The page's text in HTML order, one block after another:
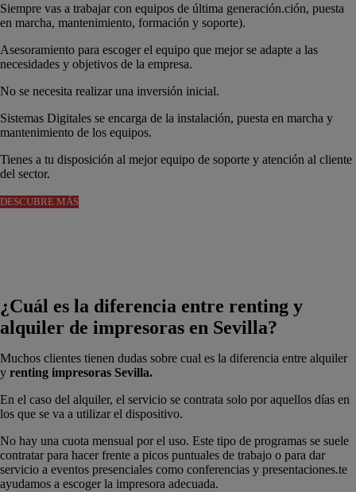
Siempre vas a trabajar con equipos de última generación.ción, puesta
en marcha, mantenimiento, formación y soporte).
Asesoramiento para escoger el equipo que mejor se adapte a las
necesidades y objetivos de la empresa.
No se necesita realizar una inversión inicial.
Sistemas Digitales se encarga de la instalación, puesta en marcha y
mantenimiento de los equipos.
Tienes a tu disposición al mejor equipo de soporte y atención al cliente
del sector.
DESCUBRE MÁS
¿Cuál es la diferencia entre renting y
alquiler de impresoras en Sevilla?
Muchos clientes tienen dudas sobre cual es la diferencia entre alquiler
y renting impresoras Sevilla.
En el caso del alquiler, el servicio se contrata solo por aquellos días en
los que se va a utilizar el dispositivo.
No hay una cuota mensual por el uso. Este tipo de programas se suele
contratar para hacer frente a picos puntuales de trabajo o para dar
servicio a eventos presenciales como conferencias y presentaciones.te
ayudamos a escoger la impresora adecuada.